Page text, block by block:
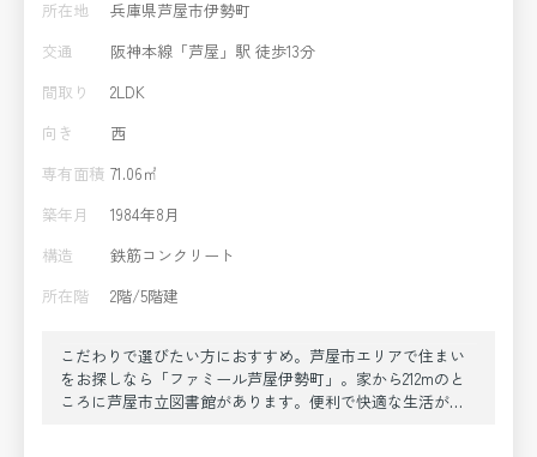
所在地
兵庫県芦屋市伊勢町
交通
阪神本線「芦屋」駅 徒歩13分
間取り
2LDK
向き
西
専有面積 71.06㎡
築年月
1984年8月
構造
鉄筋コンクリート
所在階
2階/5階建
こだわりで選びたい方におすすめ。芦屋市エリアで住まい
をお探しなら「ファミール芦屋伊勢町」。家から212mのと
ころに芦屋市立図書館があります。便利で快適な生活がで